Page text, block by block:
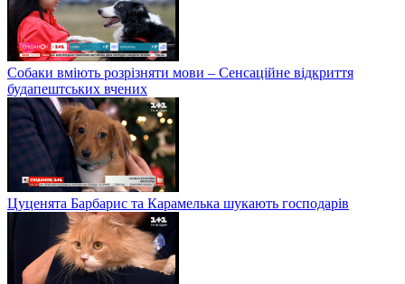
Собаки вміють розрізняти мови – Сенсаційне відкриття
будапештських вчених
Цуценята Барбарис та Карамелька шукають господарів